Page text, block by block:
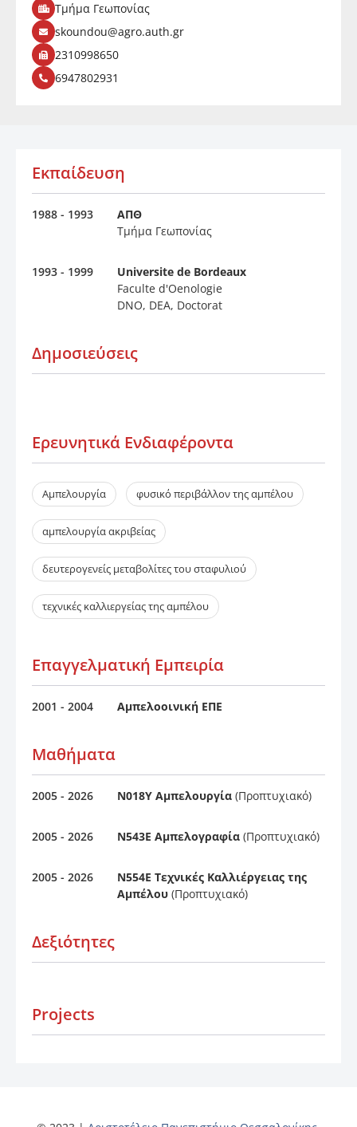
Τμήμα Γεωπονίας
skoundou@agro.auth.gr
2310998650
6947802931
Εκπαίδευση
1988 - 1993
ΑΠΘ
Τμήμα Γεωπονίας
1993 - 1999
Universite de Bordeaux
Faculte d'Oenologie
DNO, DEA, Doctorat
Δημοσιεύσεις
Ερευνητικά Ενδιαφέροντα​
Αμπελουργία φυσικό περιβάλλον της αμπέλου
αμπελουργία ακριβείας
δευτερογενείς μεταβολίτες του σταφυλιού
τεχνικές καλλιεργείας της αμπέλου
Επαγγελματική Εμπειρία
2001 - 2004 Αμπελοοινική ΕΠΕ
Μαθήματα
2005 - 2026 Ν018Υ Αμπελουργία (Προπτυχιακό)
2005 - 2026 Ν543Ε Αμπελογραφία (Προπτυχιακό)
2005 - 2026
Ν554Ε Τεχνικές Καλλιέργειας της
Αμπέλου (Προπτυχιακό)
Δεξιότητες
Projects